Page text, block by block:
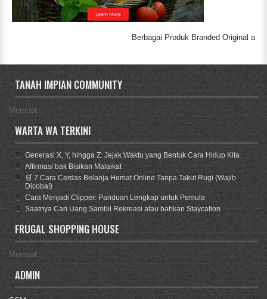
Berbagai Produk Branded Original ada Disini
TANAH IMPIAN COMMUNITY
Memuat...
WARTA WA TERKINI
Generasi X, Y, hingga Z: Jejak Waktu yang Bentuk Cara Hidup Kita
Affirmasi bak Bisikan Malaikat
🛒 7 Cara Cerdas Belanja Hemat Online Tanpa Takut Rugi (Wajib
Dicoba!)
Cara Menjadi Clipper: Panduan Lengkap untuk Pemula
Saatnya Cari Uang Sambil Rekreasi atau bahkan Staycation
FRUGAL SHOPPING HOUSE
Memuat...
ADMIN